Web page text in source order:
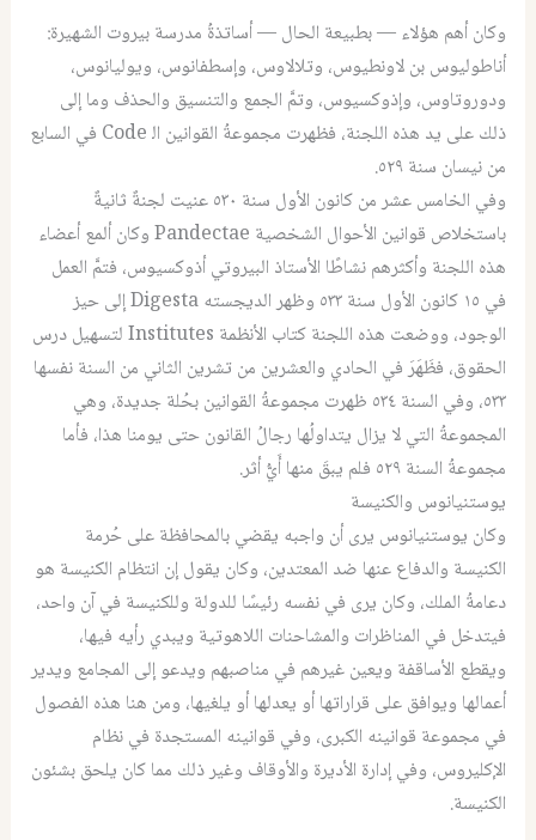
وكان أهم هؤلاء — بطبيعة الحال — أساتذةُ مدرسة بيروت الشهيرة:
أناطوليوس بن لاونطيوس، وتلالاوس، وإسطفانوس، ويوليانوس،
ودوروتاوس، وإذوكسيوس، وتمَّ الجمع والتنسيق والحذف وما إلى
ذلك على يد هذه اللجنة، فظهرت مجموعةُ القوانين اﻟCode في السابع
من نيسان سنة ٥٢٩.
وفي الخامس عشر من كانون الأول سنة ٥٣٠ عنيت لجنةٌ ثانيةٌ
باستخلاص قوانين الأحوال الشخصية Pandectaeوكان ألمع أعضاء
هذه اللجنة وأكثرهم نشاطًا الأستاذ البيروتي أذوكسيوس، فتمَّ العمل
في ١٥ كانون الأول سنة ٥٣٣ وظهر الديجسته
Digestaإلى حيز
الوجود، ووضعت هذه اللجنة كتاب الأنظمة Institutesلتسهيل درس
الحقوق، فظَهَرَ في الحادي والعشرين من تشرين الثاني من السنة نفسها
٥٣٣، وفي السنة ٥٣٤ ظهرت مجموعةُ القوانين بحُلة جديدة، وهي
المجموعةُ التي لا يزال يتداولُها رجالُ القانون حتى يومنا هذا، فأما
مجموعةُ السنة ٥٢٩ فلم يبقَ منها أَيُّ أثر.
يوستنيانوس والكنيسة
وكان يوستنيانوس يرى أن واجبه يقضي بالمحافظة على حُرمة
الكنيسة والدفاع عنها ضد المعتدين، وكان يقول إن انتظام الكنيسة هو
دعامةُ الملك، وكان يرى في نفسه رئيسًا للدولة وللكنيسة في آن واحد،
فيتدخل في المناظرات والمشاحنات اللاهوتية ويبدي رأيه فيها،
ويقطع الأساقفة ويعين غيرهم في مناصبهم ويدعو إلى المجامع ويدير
أعمالها ويوافق على قراراتها أو يعدلها أو يلغيها، ومن هنا هذه الفصول
في مجموعة قوانينه الكبرى، وفي قوانينه المستجدة في نظام
الإكليروس، وفي إدارة الأديرة والأوقاف وغير ذلك مما كان يلحق بشئون
الكنيسة.